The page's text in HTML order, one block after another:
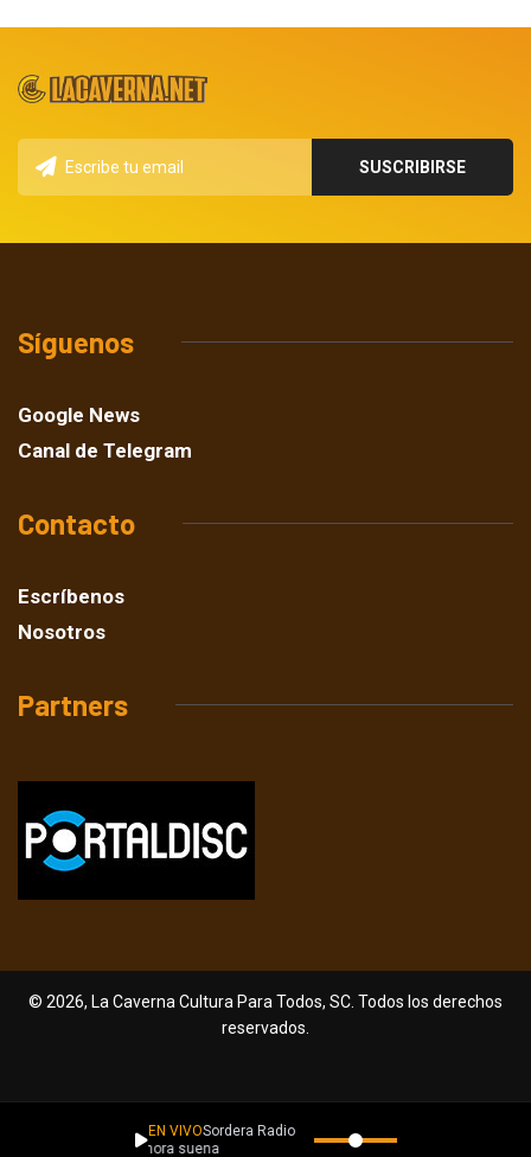
Síguenos
Google News
Canal de Telegram
Contacto
Escríbenos
Nosotros
Partners
© 2026, La Caverna Cultura Para Todos, SC. Todos los derechos
reservados.
EN VIVOSordera Radio
Ahora suena